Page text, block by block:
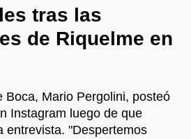
tras las
de Riquelme en
Boca, Mario Pergolini, posteó
Instagram luego de que
entrevista. "Despertemos